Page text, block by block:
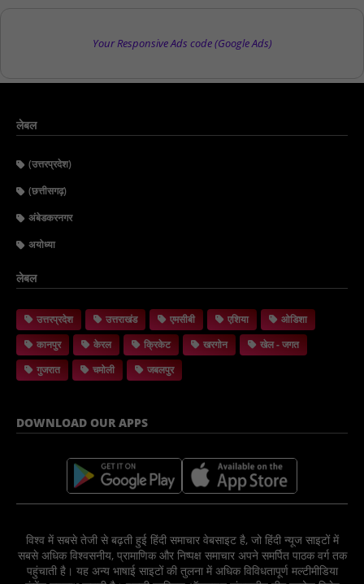
Your Responsive Ads code (Google Ads)
लेबल
(उत्तरप्रदेश)
(छत्तीसगढ़)
अंबेडकरनगर
अयोध्या
लेबल
उत्तरप्रदेश उत्तराखंड एमसीबी एशिया
ओडिशा
कानपुर
केरल क्रिकेट खरगोन
खेल - जगत
गुजरात
चमोली जबलपुर
DOWNLOAD OUR APPS
विश्व में सबसे तेजी से बढ़ती हुई हिंदी समाचार वेबसाइट है, जो हिंदी न्यूज साइटों में
सबसे अधिक विश्वसनीय, प्रामाणिक और निष्पक्ष समाचार अपने समर्पित पाठक वर्ग तक
पहुंचाती है। यह अन्य भाषाई साइटों की तुलना में अधिक विविधतापूर्ण मल्टीमीडिया